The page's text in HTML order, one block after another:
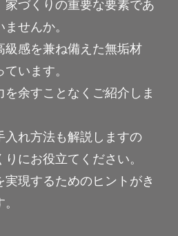
家づくりの重要な要素であ
せんか。
級感を兼ね備えた無垢材
います。
余すことなくご紹介しま
入れ方法も解説しますの
にお役立てください。
現するためのヒントがき